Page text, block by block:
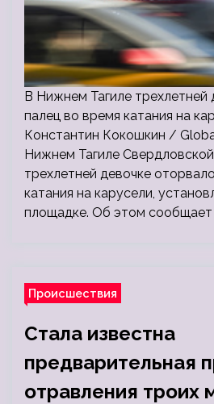
В Нижнем Тагиле трехлетней
палец во время катания на
Константин Кокошкин /
Нижнем Тагиле
трехлетней девочке
катания на карусели,
площадке. Об этом сообщает
Происшествия
Стала известна
предварительная
отравления троих